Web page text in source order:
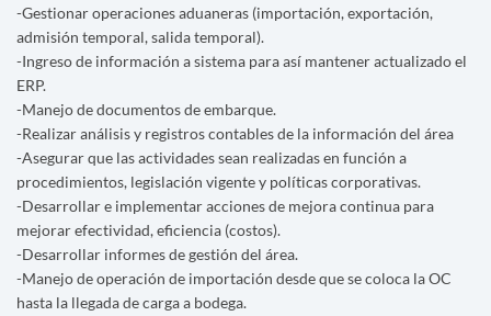
-Gestionar operaciones aduaneras (importación, exportación,
admisión temporal, salida temporal).
-Ingreso de información a sistema para así mantener actualizado el
ERP.
-Manejo de documentos de embarque.
-Realizar análisis y registros contables de la información del área
-Asegurar que las actividades sean realizadas en función a
procedimientos, legislación vigente y políticas corporativas.
-Desarrollar e implementar acciones de mejora continua para
mejorar efectividad, eficiencia (costos).
-Desarrollar informes de gestión del área.
-Manejo de operación de importación desde que se coloca la OC
hasta la llegada de carga a bodega.